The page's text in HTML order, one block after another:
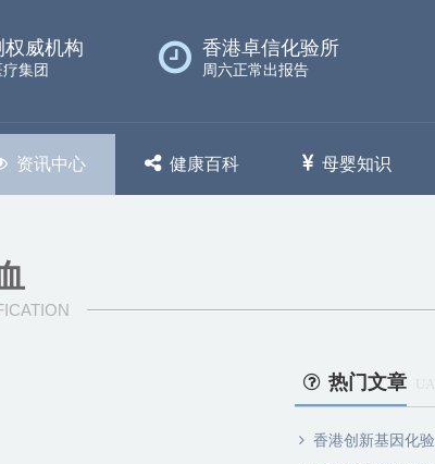
威机构
集团
香港卓信化验所
周六正常出报告
资讯中心 健康百科 母婴知识
热门文章
香港创新基因化